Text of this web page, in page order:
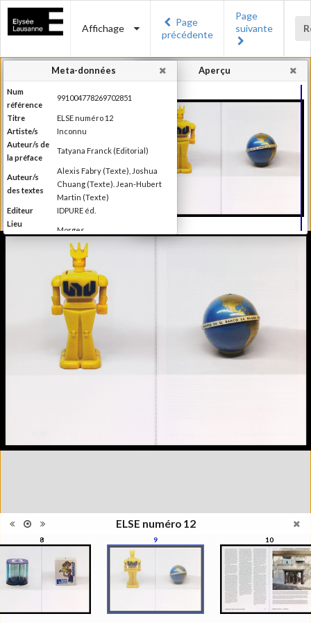
Affichage
Page
précédente
Page
suivante
ELSE numéro 12
8 9 10
Aperçu
Meta-données
Num
référence
991004778269702851
Titre
ELSE numéro 12
Artiste/s
Inconnu
Auteur/s de
la préface
Tatyana Franck (Editorial)
Auteur/s
des textes
Alexis Fabry (Texte), Joshua
Chuang (Texte). Jean-Hubert
Martin (Texte)
Editeur
IDPURE éd.
Lieu
d'édition
Morges
2016
Production du Musée de
l'Elysée Else se définit comme
étant un magazine de "l'autre"
photographie, la photographie
qui ne s'appréhende pas
seulement pour elle-même,
mais se manisfeste en séries,
en collections, regroupées par
reliure
Format
32,5 x 23,5 cm
Langues
Français, Anglais
ISBN/ISSN